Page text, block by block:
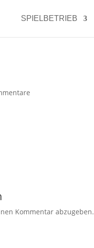
SPIELBETRIEB
Kommentar abzugeben.